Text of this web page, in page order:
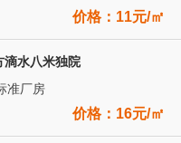
价格：11元/㎡
滴水八米独院
准厂房
价格：16元/㎡